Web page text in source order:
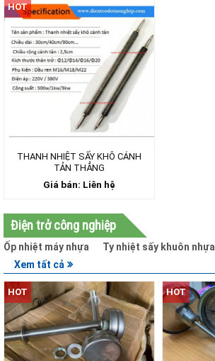
HOT
THANH NHIỆT SẤY KHÔ CÁNH
TẢN THẲNG
Giá bán: Liên hệ
Điện trở công nghiệp
Ốp nhiệt máy nhựa Ty nhiệt sấy khuôn nhựa
Xem tất cả
HOT HOT